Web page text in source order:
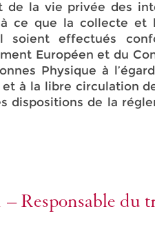
de la vie privée des
à ce que la collecte
soient effectués
Européen et du
Physique à
à la libre circulation
dispositions de la
– Responsable du